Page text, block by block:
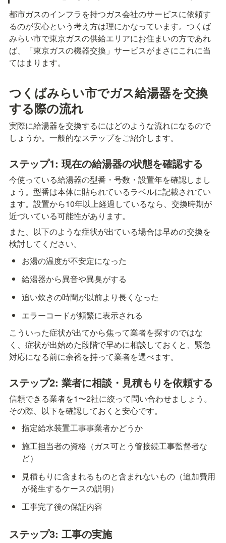
都市ガスのインフラを持つガス会社のサービスに依頼す
るのが安心という考え方は理にかなっています。つくば
みらい市で東京ガスの供給エリアにお住まいの方であれ
ば、「東京ガスの機器交換」サービスがまさにこれに当
てはまります。
つくばみらい市でガス給湯器を交換
する際の流れ
実際に給湯器を交換するにはどのような流れになるので
しょうか。一般的なステップをご紹介します。
ステップ1: 現在の給湯器の状態を確認する
今使っている給湯器の型番・号数・設置年を確認しまし
ょう。型番は本体に貼られているラベルに記載されてい
ます。設置から10年以上経過しているなら、交換時期が
近づいている可能性があります。
また、以下のような症状が出ている場合は早めの交換を
検討してください。
お湯の温度が不安定になった
給湯器から異音や異臭がする
追い炊きの時間が以前より長くなった
エラーコードが頻繁に表示される
こういった症状が出てから焦って業者を探すのではな
く、症状が出始めた段階で早めに相談しておくと、緊急
対応になる前に余裕を持って業者を選べます。
ステップ2: 業者に相談・見積もりを依頼する
信頼できる業者を1〜2社に絞って問い合わせましょう。
その際、以下を確認しておくと安心です。
指定給水装置工事事業者かどうか
施工担当者の資格（ガス可とう管接続工事監督者な
ど）
見積もりに含まれるものと含まれないもの（追加費用
が発生するケースの説明）
工事完了後の保証内容
ステップ3: 工事の実施